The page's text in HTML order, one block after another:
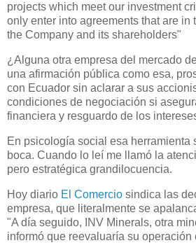
projects which meet our investment
only enter into agreements that are in
the Company and its shareholders"
¿Alguna otra empresa del mercado
una afirmación pública como esa,
con Ecuador sin aclarar a sus
condiciones de negociación si
financiera y resguardo de los
En psicología social esa herramienta
boca. Cuando lo leí me llamó la
pero estratégica grandilocuencia.
Hoy diario El Comercio sindica las
empresa, que literalmente se
"A día seguido, INV Minerals, otra
informó que reevaluaría su